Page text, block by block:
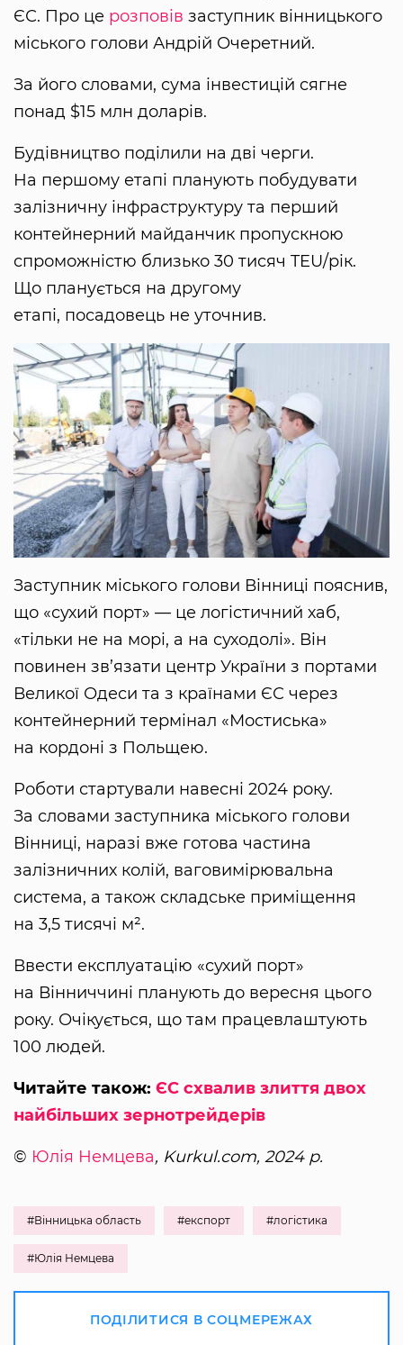
ЄС. Про це розповів заступник вінницького
міського голови Андрій Очеретний.
За його словами, сума інвестицій сягне
понад $15 млн доларів.
Будівництво поділили на дві черги.
На першому етапі планують побудувати
залізничну інфраструктуру та перший
контейнерний майданчик пропускною
спроможністю близько 30 тисяч TEU/рік.
Що планується на другому
етапі, посадовець не уточнив.
Заступник міського голови Вінниці пояснив,
що «сухий порт» — це логістичний хаб,
«тільки не на морі, а на суходолі». Він
повинен зв’язати центр України з портами
Великої Одеси та з країнами ЄС через
контейнерний термінал «Мостиська»
на кордоні з Польщею.
Роботи стартували навесні 2024 року.
За словами заступника міського голови
Вінниці, наразі вже готова частина
залізничних колій, ваговимірювальна
система, а також складське приміщення
на 3,5 тисячі м².
Ввести експлуатацію «сухий порт»
на Вінниччині планують до вересня цього
року. Очікується, що там працевлаштують
100 людей.
Читайте також: ЄС схвалив злиття двох
найбільших зернотрейдерів
© Юлія Немцева, Kurkul.com, 2024 р.
#Вінницька область #експорт #логістика
#Юлія Немцева
ПОДІЛИТИСЯ В СОЦМЕРЕЖАХ